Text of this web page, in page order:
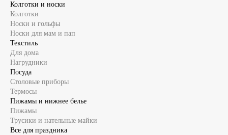
Колготки и носки
Колготки
Носки и гольфы
Носки для мам и пап
Текстиль
Для дома
Нагрудники
Посуда
Столовые приборы
Термосы
Пижамы и нижнее белье
Пижамы
Трусики и нательные майки
Все для праздника